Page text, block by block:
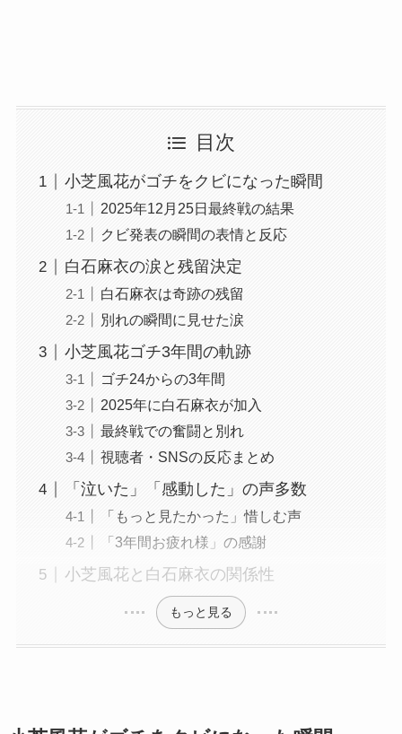
目次
小芝風花がゴチをクビになった瞬間
2025年12月25日最終戦の結果
クビ発表の瞬間の表情と反応
白石麻衣の涙と残留決定
白石麻衣は奇跡の残留
別れの瞬間に見せた涙
小芝風花ゴチ3年間の軌跡
ゴチ24からの3年間
2025年に白石麻衣が加入
最終戦での奮闘と別れ
視聴者・SNSの反応まとめ
「泣いた」「感動した」の声多数
「もっと見たかった」惜しむ声
「3年間お疲れ様」の感謝
小芝風花と白石麻衣の関係性
もっと見る